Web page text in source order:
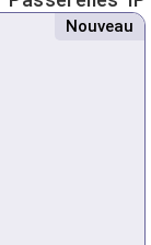
Nouveau